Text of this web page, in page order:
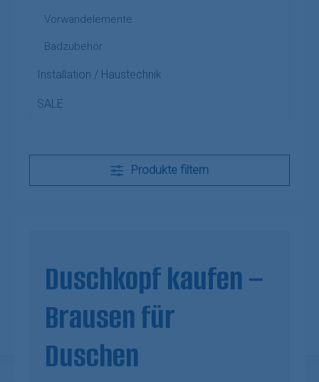
Vorwandelemente
Badzubehör
Installation / Haustechnik
SALE
Produkte filtern
Duschkopf kaufen –
Brausen für
Duschen